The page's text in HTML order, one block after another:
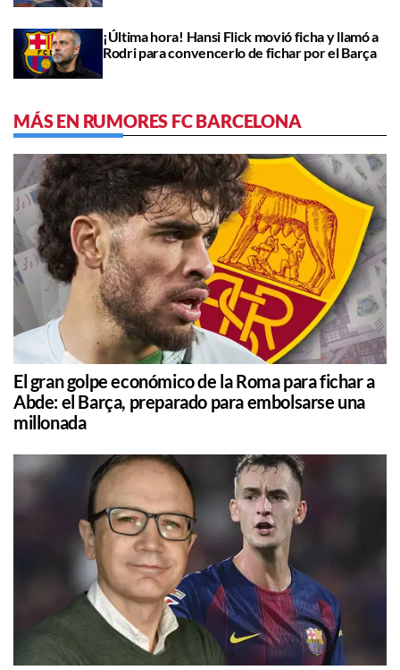
¡Última hora! Hansi Flick movió ficha y llamó a
Rodri para convencerlo de fichar por el Barça
MÁS EN RUMORES FC BARCELONA
El gran golpe económico de la Roma para fichar a
Abde: el Barça, preparado para embolsarse una
millonada